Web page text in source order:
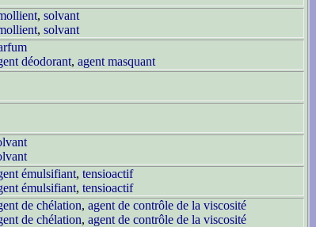
, solvant
, solvant
déodorant, agent masquant
émulsifiant, tensioactif
émulsifiant, tensioactif
de chélation, agent de contrôle de la viscosité
de chélation, agent de contrôle de la viscosité